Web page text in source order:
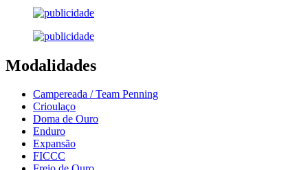
Modalidades
Campereada / Team Penning
Crioulaço
Doma de Ouro
Enduro
Expansão
FICCC